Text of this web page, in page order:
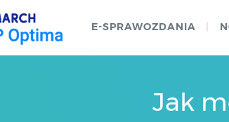
E-SPRAWOZDANIA
Jak